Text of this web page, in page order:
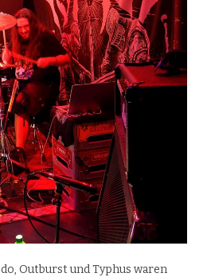
Outburst und Typhus waren